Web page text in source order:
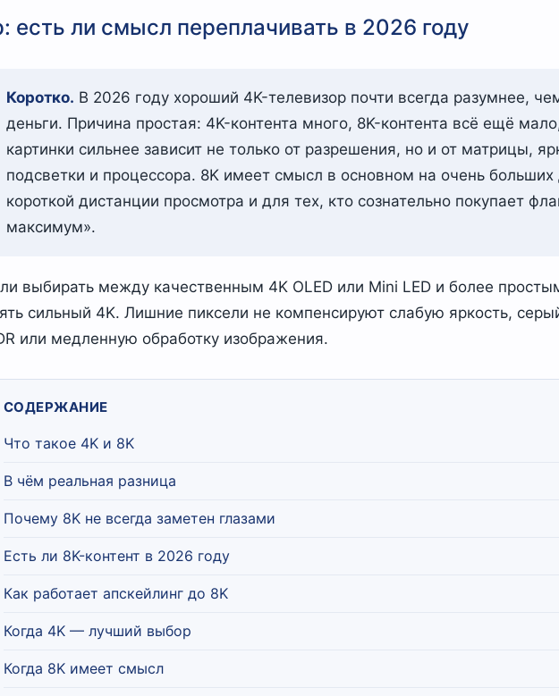
есть ли смысл переплачивать в 2026 году
Коротко. В 2026 году хороший 4K-телевизор почти всегда разумнее,
деньги. Причина простая: 4K-контента много, 8K-контента всё ещё
картинки сильнее зависит не только от разрешения, но и от матрицы,
подсветки и процессора. 8K имеет смысл в основном на очень больших
короткой дистанции просмотра и для тех, кто сознательно покупает
максимум».
выбирать между качественным 4K OLED или Mini LED и более
сильный 4K. Лишние пиксели не компенсируют слабую яркость,
или медленную обработку изображения.
СОДЕРЖАНИЕ
Что такое 4K и 8K
В чём реальная разница
Почему 8K не всегда заметен глазами
Есть ли 8K-контент в 2026 году
Как работает апскейлинг до 8K
Когда 4K — лучший выбор
Когда 8K имеет смысл